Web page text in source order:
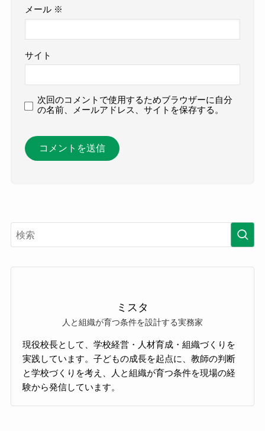
メール ※
サイト
次回のコメントで使用するためブラウザーに自分
の名前、メールアドレス、サイトを保存する。
ミスタ
人と組織が育つ条件を設計する実務家
現役校長として、学校経営・人材育成・組織づくりを
実践しています。子どもの成長を起点に、教師の判断
と学校づくりを考え、人と組織が育つ条件を現場の経
験から発信しています。